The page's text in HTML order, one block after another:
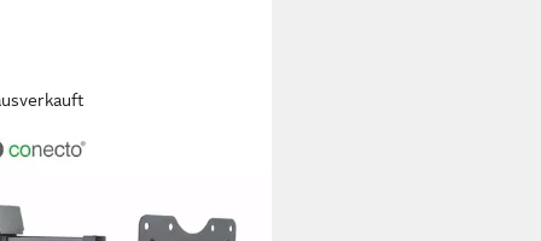
LED Fernseher & Monitor,
Zoll, neigbar, schwenkbar)